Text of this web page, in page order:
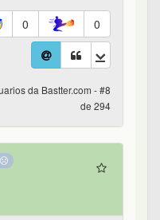
0 0
da Bastter.com - #8
de 294